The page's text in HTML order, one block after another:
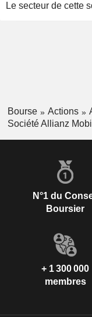
Le secteur de cette
Bourse Actions
Société Allianz
N°1 du
Boursier
+ 1 300 000
membres